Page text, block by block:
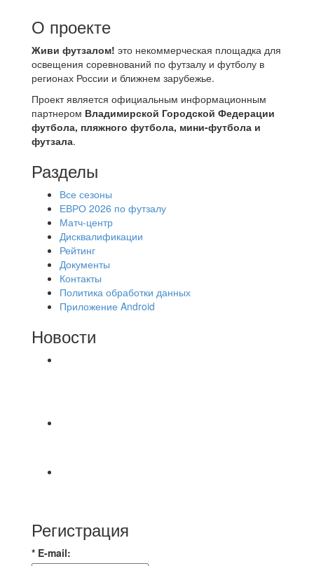
О проекте
Живи футзалом! это некоммерческая площадка для
освещения соревнований по футзалу и футболу в
регионах России и ближнем зарубежье.
Проект является официальным информационным
партнером Владимирской Городской Федерации
футбола, пляжного футбола, мини-футбола и
футзала.
Разделы
Все сезоны
ЕВРО 2026 по футзалу
Матч-центр
Дисквалификации
Рейтинг
Документы
Контакты
Политика обработки данных
Приложение Android
Новости
Регистрация
* E-mail: